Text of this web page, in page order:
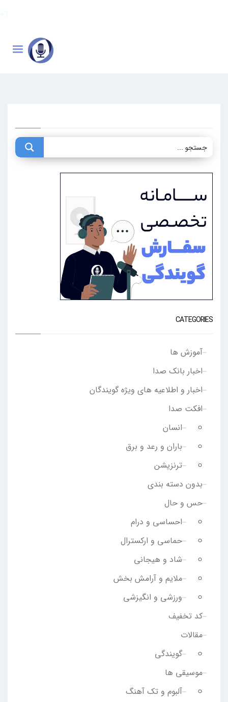
CATEGORIES
آموزش ها
اخبار بانک صدا
اخبار و اطلاعیه های ویژه گویندگان
افکت صدا
انسان
باران و رعد و برق
ترنزیشن
بدون دسته بندی
حس و حال
احساسی و درام
حماسی و ارکسترال
شاد و هیجانی
ملایم و آرامش بخش
ورزشی و انگیزشی
کد تخفیف
مقالات
گویندگی
موسیقی ها
آلبوم و تک آهنگ